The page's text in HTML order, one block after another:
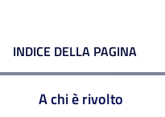
INDICE DELLA PAGINA
A chi è rivolto